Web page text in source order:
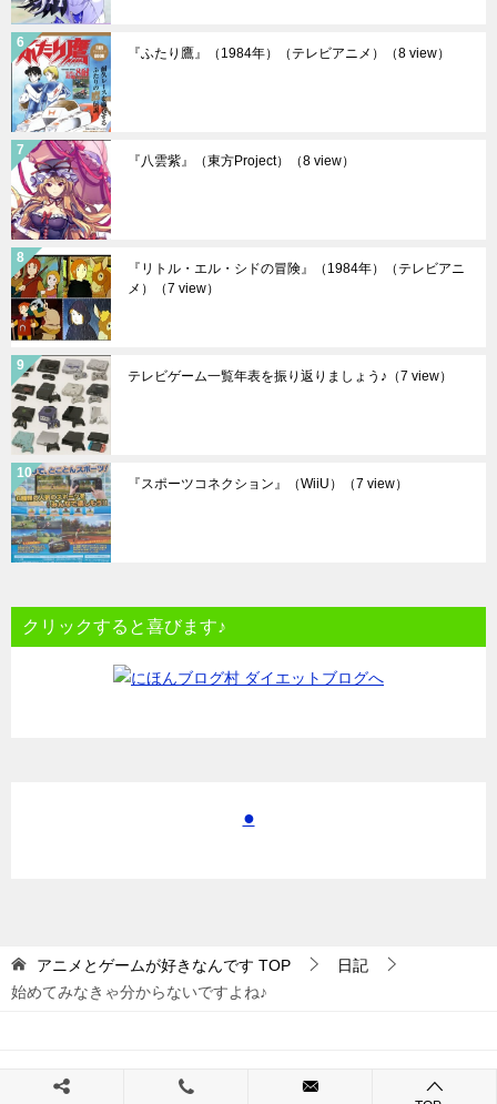
『ふたり鷹』（1984年）（テレビアニメ） （8 view）
『八雲紫』（東方Project） （8 view）
『リトル・エル・シドの冒険』（1984年）（テレビアニ
メ）
（7 view）
テレビゲーム一覧年表を振り返りましょう♪ （7 view）
『スポーツコネクション』（WiiU） （7 view）
クリックすると喜びます♪
●
アニメとゲームが好きなんです TOP
日記
始めてみなきゃ分からないですよね♪
© 2017 アニメとゲームが好きなんです